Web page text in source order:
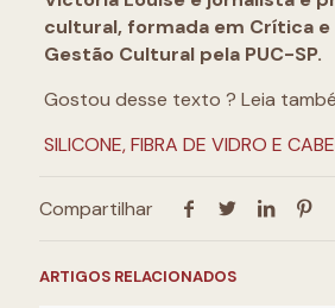
cultural, formada em Crítica e
Gestão Cultural pela PUC-SP.
Gostou desse texto ? Leia
SILICONE, FIBRA DE VIDRO E
Compartilhar
ARTIGOS RELACIONADOS